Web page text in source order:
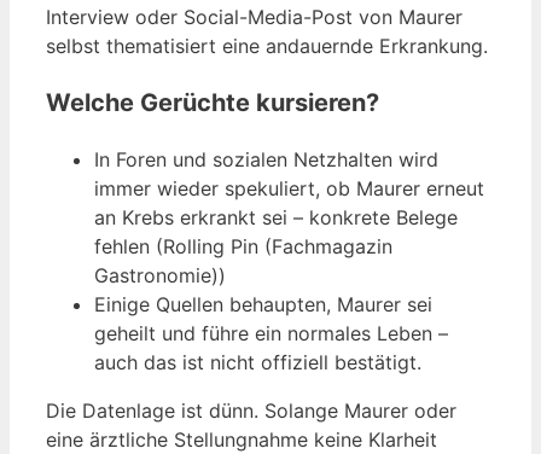
Interview oder Social-Media-Post von Maurer
selbst thematisiert eine andauernde Erkrankung.
Welche Gerüchte kursieren?
In Foren und sozialen Netzhalten wird
immer wieder spekuliert, ob Maurer erneut
an Krebs erkrankt sei – konkrete Belege
fehlen (Rolling Pin (Fachmagazin
Gastronomie))
Einige Quellen behaupten, Maurer sei
geheilt und führe ein normales Leben –
auch das ist nicht offiziell bestätigt.
Die Datenlage ist dünn. Solange Maurer oder
eine ärztliche Stellungnahme keine Klarheit